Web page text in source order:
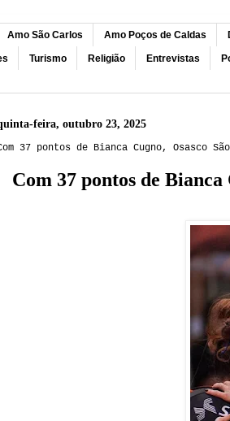
Amo São Carlos Amo Poços de Caldas
Turismo Religião Entrevistas
feira, outubro 23, 2025
37 pontos de Bianca Cugno, Osasco
Com 37 pontos de